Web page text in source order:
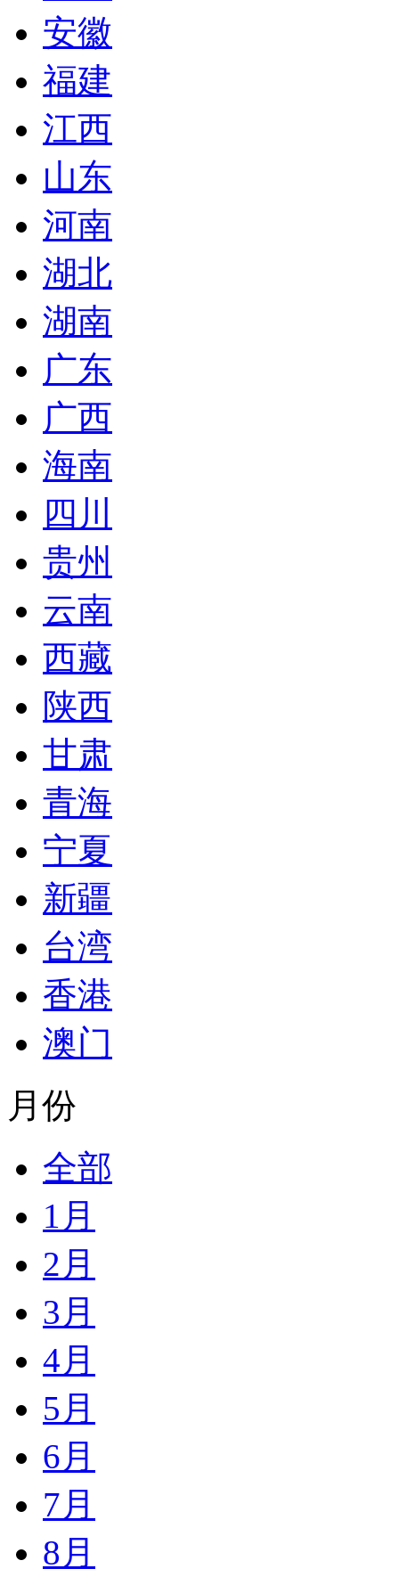
安徽
福建
江西
山东
河南
湖北
湖南
广东
广西
海南
四川
贵州
云南
西藏
陕西
甘肃
青海
宁夏
新疆
台湾
香港
澳门
月份
全部
1月
2月
3月
4月
5月
6月
7月
8月